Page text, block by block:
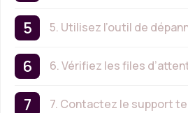
5. Utilisez l’outil de
6. Vérifiez les files
7. Contactez le support